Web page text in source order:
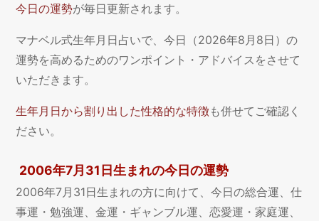
今日の運勢が毎日更新されます。
マナベル式生年月日占いで、今日（2026年8月8日）の
運勢を高めるためのワンポイント・アドバイスをさせて
いただきます。
生年月日から割り出した性格的な特徴も併せてご確認く
ださい。
2006年7月31日生まれの今日の運勢
2006年7月31日生まれの方に向けて、今日の総合運、仕
事運・勉強運、金運・ギャンブル運、恋愛運・家庭運、